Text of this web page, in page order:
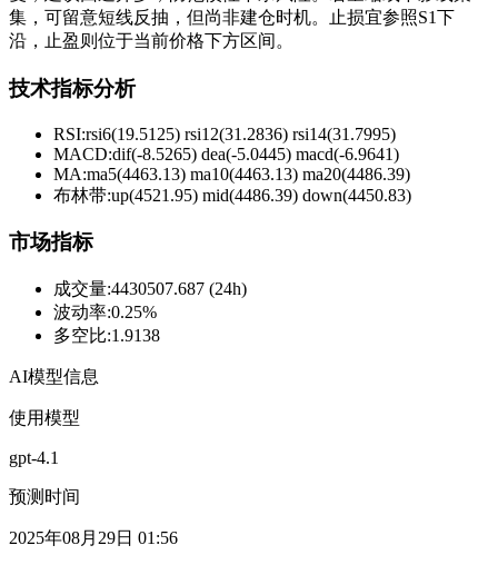
集，可留意短线反抽，但尚非建仓时机。止损宜参照S1下
沿，止盈则位于当前价格下方区间。
技术指标分析
RSI:rsi6(19.5125) rsi12(31.2836) rsi14(31.7995)
MACD:dif(-8.5265) dea(-5.0445) macd(-6.9641)
MA:ma5(4463.13) ma10(4463.13) ma20(4486.39)
布林带:up(4521.95) mid(4486.39) down(4450.83)
市场指标
成交量:4430507.687 (24h)
波动率:0.25%
多空比:1.9138
AI模型信息
使用模型
gpt-4.1
预测时间
2025年08月29日 01:56